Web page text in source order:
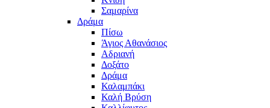
Σαμαρίνα
Δράμα
Πίσω
Άγιος Αθανάσιος
Αδριανή
Δοξάτο
Δράμα
Καλαμπάκι
Καλή Βρύση